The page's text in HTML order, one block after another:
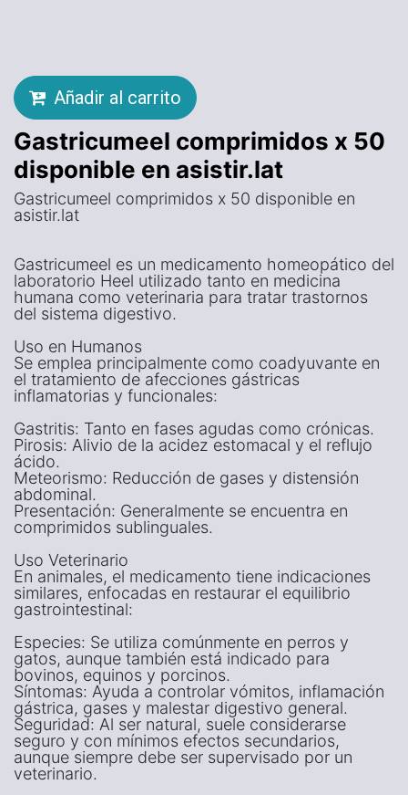
Añadir al carrito
Gastricumeel comprimidos x 50
disponible en asistir.lat
Gastricumeel comprimidos x 50 disponible en
asistir.lat
Gastricumeel es un medicamento homeopático del
laboratorio Heel utilizado tanto en medicina
humana como veterinaria para tratar trastornos
del sistema digestivo.
Uso en Humanos
Se emplea principalmente como coadyuvante en
el tratamiento de afecciones gástricas
inflamatorias y funcionales:
Gastritis: Tanto en fases agudas como crónicas.
Pirosis: Alivio de la acidez estomacal y el reflujo
ácido.
Meteorismo: Reducción de gases y distensión
abdominal.
Presentación: Generalmente se encuentra en
comprimidos sublinguales.
Uso Veterinario
En animales, el medicamento tiene indicaciones
similares, enfocadas en restaurar el equilibrio
gastrointestinal:
Especies: Se utiliza comúnmente en perros y
gatos, aunque también está indicado para
bovinos, equinos y porcinos.
Síntomas: Ayuda a controlar vómitos, inflamación
gástrica, gases y malestar digestivo general.
Seguridad: Al ser natural, suele considerarse
seguro y con mínimos efectos secundarios,
aunque siempre debe ser supervisado por un
veterinario.